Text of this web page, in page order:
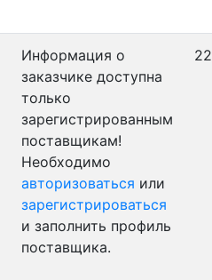
Информация о
заказчике доступна
только
зарегистрированным
поставщикам!
Необходимо
авторизоваться или
зарегистрироваться
и заполнить профиль
поставщика.